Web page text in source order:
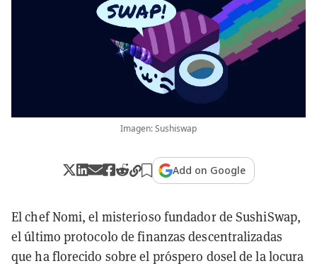
Imagen: Sushiswap
Add on Google
El chef Nomi, el misterioso fundador de SushiSwap,
el último protocolo de finanzas descentralizadas
que ha florecido sobre el próspero dosel de la locura